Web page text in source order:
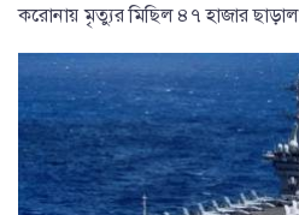
করোনায় মৃত্যুর মিছিল ৪৭ হাজার ছাড়াল